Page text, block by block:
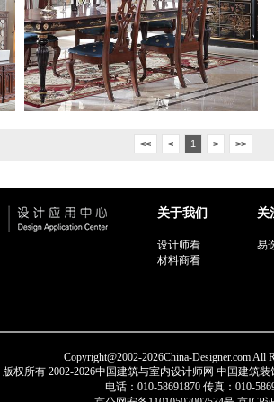
<< < 1 > >>
关于我们
设计师看
材料商看
关
易
Copyright@2002-2026China-Designer.com All
版权所有 2002-2026中国建筑与室内设计师网 中国建筑
电话：010-58691870 传真：010-